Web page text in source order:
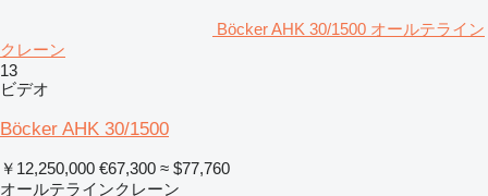
Böcker AHK 30/1500 オールテライン
クレーン
13
ビデオ
Böcker AHK 30/1500
￥12,250,000 €67,300 ≈ $77,760
オールテラインクレーン